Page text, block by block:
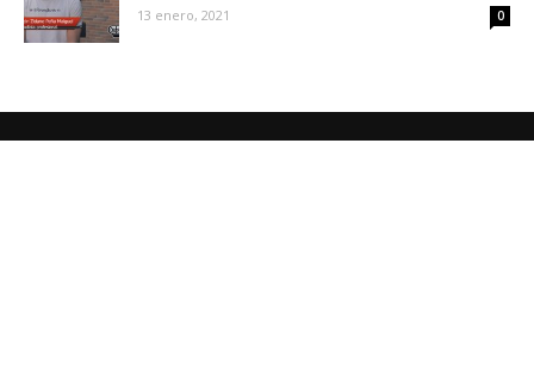
13 enero, 2021 0